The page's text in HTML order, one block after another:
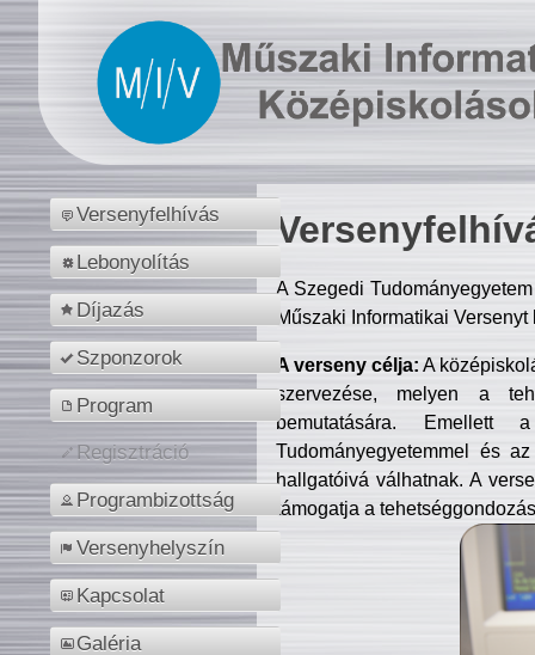
Versenyfelhívás
Lebonyolítás
Díjazás
Szponzorok
Program
Regisztráció
Programbizottság
Versenyhelyszín
Kapcsolat
Galéria
A Szegedi
Műszaki Informatikai
A verseny célja: A
szervezése, melyen a
bemutatására. Emellett
Tudományegyetemmel és
hallgatóivá válhatnak. A
támogatja a